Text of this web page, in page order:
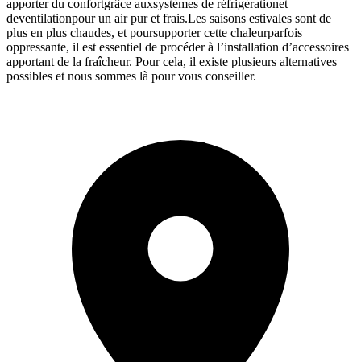
apporter du confortgrâce auxsystèmes de réfrigérationet
deventilationpour un air pur et frais.Les saisons estivales sont de
plus en plus chaudes, et poursupporter cette chaleurparfois
oppressante, il est essentiel de procéder à l’installation d’accessoires
apportant de la fraîcheur. Pour cela, il existe plusieurs alternatives
possibles et nous sommes là pour vous conseiller.